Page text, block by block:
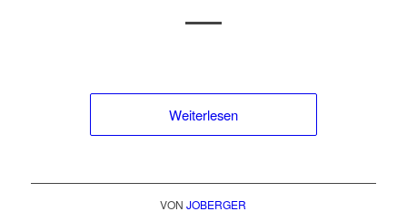
Weiterlesen
VONJOBERGER